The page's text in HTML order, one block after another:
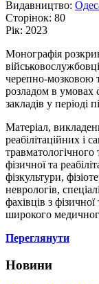
Видавництво:
Сторінок: 80
Рік: 2023
Монографія
черепно-мозковою
розладом в умовах
закладів у періоді
Матеріал,
реабілітаційних і
травматологічного
фізичної та
фізкультури,
неврологів,
фахівців з фізичної
широкого
Переглянути
Новини